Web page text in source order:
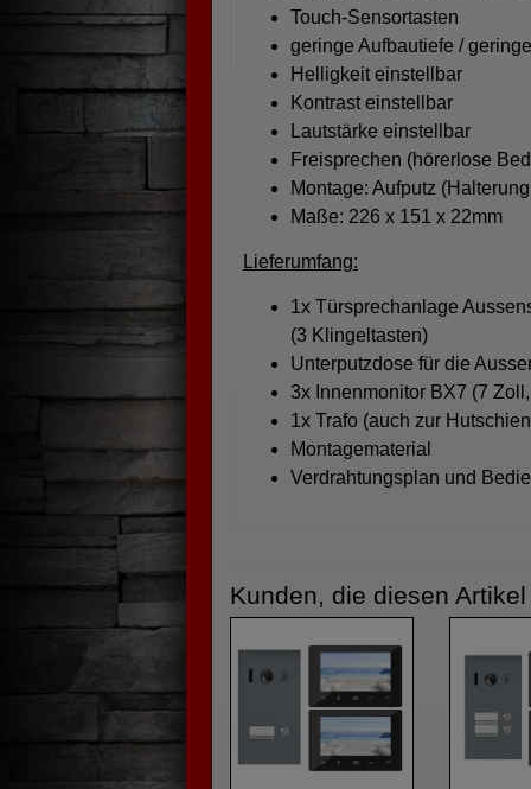
Touch-Sensortasten
geringe Aufbautiefe /
Helligkeit einstellbar
Kontrast einstellbar
Lautstärke einstellbar
Freisprechen (hörerlose
Montage: Aufputz
Maße: 226 x 151 x 22mm
Lieferumfang:
1x Türsprechanlage
(3 Klingeltasten)
Unterputzdose für die
3x Innenmonitor BX7 (7
1x Trafo (auch zur
Montagematerial
Verdrahtungsplan und
Kunden, die diesen